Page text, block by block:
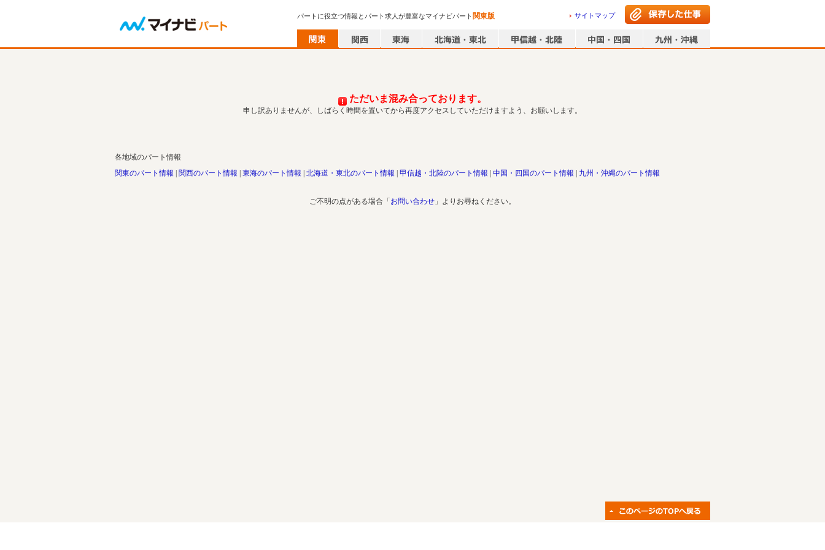
パートに役立つ情報とパート求人が豊富なマイナビパート 関東版 サイトマップ
ただいま混み合っております。
申し訳ありませんが、しばらく時間を置いてから再度アクセスしていただけますよう、お願いします。
各地域のパート情報
関東のパート情報
関西のパート情報 東海のパート情報 北海道・東北のパート情報 甲信越・北陸のパート情報 中国・四国のパート情報 九州・沖縄のパート情報
ご不明の点がある場合「 お問い合わせ 」よりお尋ねください。